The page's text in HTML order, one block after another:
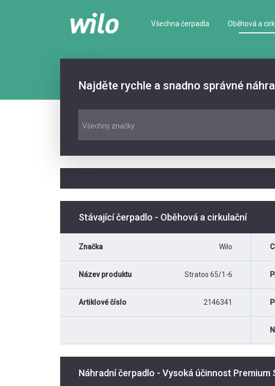
Všechna čerpadla Oběhová a
Najděte rychle a snadno správné
Všechny značky
Stávající čerpadlo - Oběhová a cirkulační
Značka Wilo
Název produktu Stratos 65/1-6
Artiklové číslo 2146341
Náhradní čerpadlo - Vysoká účinnost Premium